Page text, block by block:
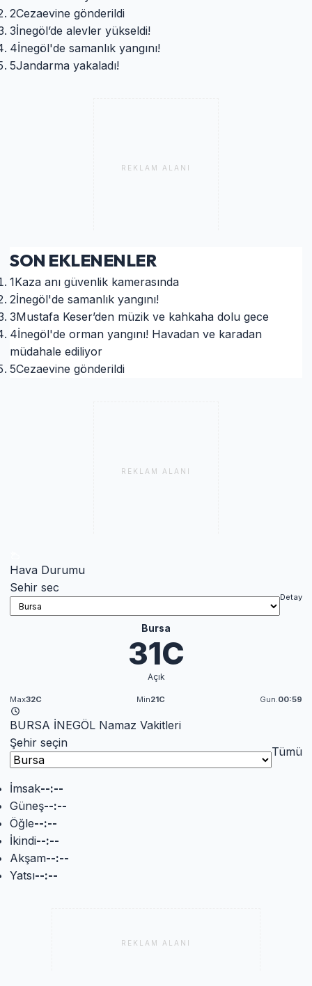
2Cezaevine gönderildi
3İnegöl’de alevler yükseldi!
4İnegöl'de samanlık yangını!
5Jandarma yakaladı!
REKLAM ALANI
SON EKLENENLER
1Kaza anı güvenlik kamerasında
2İnegöl'de samanlık yangını!
3Mustafa Keser’den müzik ve kahkaha dolu gece
4İnegöl'de orman yangını! Havadan ve karadan
müdahale ediliyor
5Cezaevine gönderildi
REKLAM ALANI
Hava Durumu
Sehir sec
Detay
Bursa
31C
Açık
Max32C Min21C Gun.00:59
BURSA İNEGÖL Namaz Vakitleri
Şehir seçin
Tümü
İmsak--:--
Güneş--:--
Öğle--:--
İkindi--:--
Akşam--:--
Yatsı--:--
REKLAM ALANI